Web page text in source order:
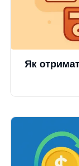
Як